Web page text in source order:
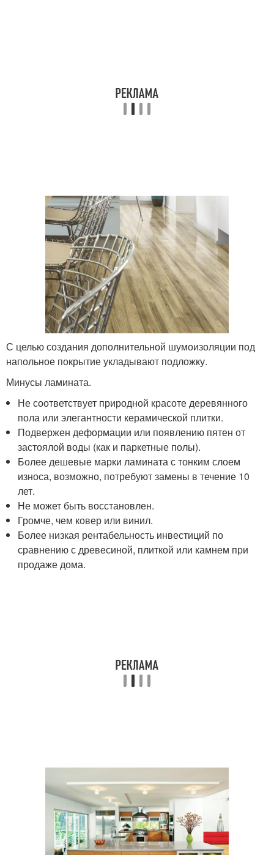
С целью создания дополнительной шумоизоляции под
напольное покрытие укладывают подложку.
Минусы ламината.
Не соответствует природной красоте деревянного
пола или элегантности керамической плитки.
Подвержен деформации или появлению пятен от
застоялой воды (как и паркетные полы).
Более дешевые марки ламината с тонким слоем
износа, возможно, потребуют замены в течение 10
лет.
Не может быть восстановлен.
Громче, чем ковер или винил.
Более низкая рентабельность инвестиций по
сравнению с древесиной, плиткой или камнем при
продаже дома.